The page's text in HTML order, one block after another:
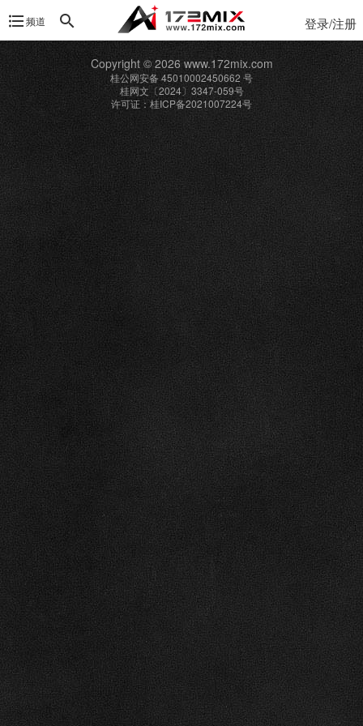
频道 登录/注册
Copyright © 2026 www.172mix.com
桂公网安备 45010002450662 号
桂网文〔2024〕3347-059号
许可证：桂ICP备2021007224号